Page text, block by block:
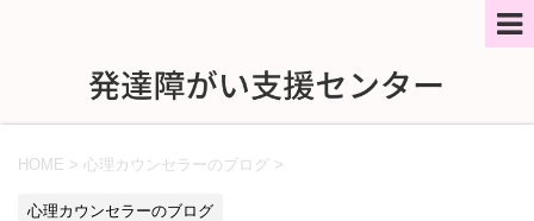
HOME > 心理カウンセラーのブログ >
心理カウンセラーのブログ